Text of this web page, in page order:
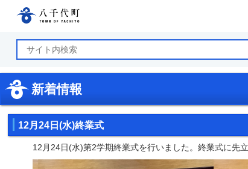
新着情報
12月24日(水)終業式
12月24日(水)第2学期終業式を行いました。終業式に先